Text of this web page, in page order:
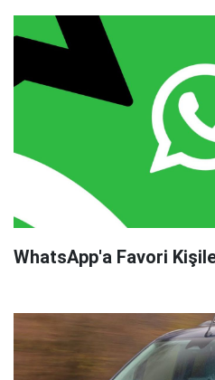
WhatsApp'a Favori